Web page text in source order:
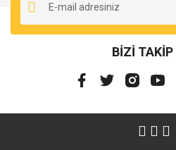
BİZİ TAKİP